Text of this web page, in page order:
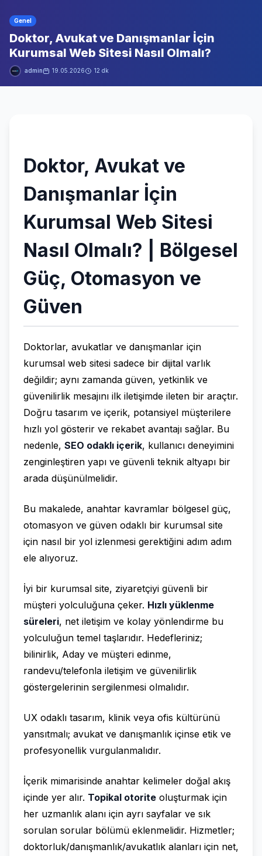
Genel
Doktor, Avukat ve Danışmanlar İçin
Kurumsal Web Sitesi Nasıl Olmalı?
admin 19.05.2026 12 dk
Doktor, Avukat ve
Danışmanlar İçin
Kurumsal Web Sitesi
Nasıl Olmalı? | Bölgesel
Güç, Otomasyon ve
Güven
Doktorlar, avukatlar ve danışmanlar için
kurumsal web sitesi sadece bir dijital varlık
değildir; aynı zamanda güven, yetkinlik ve
güvenilirlik mesajını ilk iletişimde ileten bir araçtır.
Doğru tasarım ve içerik, potansiyel müşterilere
hızlı yol gösterir ve rekabet avantajı sağlar. Bu
nedenle, SEO odaklı içerik, kullanıcı deneyimini
zenginleştiren yapı ve güvenli teknik altyapı bir
arada düşünülmelidir.
Bu makalede, anahtar kavramlar bölgesel güç,
otomasyon ve güven odaklı bir kurumsal site
için nasıl bir yol izlenmesi gerektiğini adım adım
ele alıyoruz.
İyi bir kurumsal site, ziyaretçiyi güvenli bir
müşteri yolculuğuna çeker. Hızlı yüklenme
süreleri, net iletişim ve kolay yönlendirme bu
yolculuğun temel taşlarıdır. Hedefleriniz;
bilinirlik, Aday ve müşteri edinme,
randevu/telefonla iletişim ve güvenilirlik
göstergelerinin sergilenmesi olmalıdır.
UX odaklı tasarım, klinik veya ofis kültürünü
yansıtmalı; avukat ve danışmanlık içinse etik ve
profesyonellik vurgulanmalıdır.
İçerik mimarisinde anahtar kelimeler doğal akış
içinde yer alır. Topikal otorite oluşturmak için
her uzmanlık alanı için ayrı sayfalar ve sık
sorulan sorular bölümü eklenmelidir. Hizmetler;
doktorluk/danışmanlık/avukatlık alanları için net,